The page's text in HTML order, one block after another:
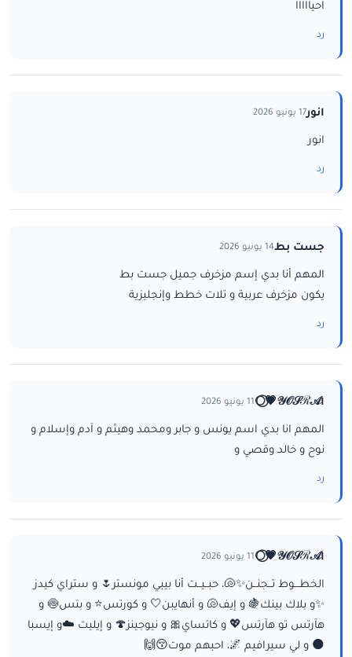
احيااااا
رد
انور17 يونيو 2026
انور
رد
جست بط14 يونيو 2026
المهم أنا بدي إسم مزخرف جميل جست بط
يكون مزخرف عربية و تلات خطط وإنجليزية
رد
ا𝒴𝒪𝒮ℛ𝒜💗⃝🌕 11 يونيو 2026
المهم انا بدي اسم يونس و جابر ومحمد وهيثم و آدم وإسلام و
نوح و خالد وقصي و
رد
ا𝒴𝒪𝒮ℛ𝒜💗⃝🌕 11 يونيو 2026
الخطـــوط تــجنــن✨🐚، حبــيــت أنا بيبي مونستر🌷 و ستراي كيدز
✨و بلاك بينك🍇 و إيف🐚 و أنهايبن🤍 و كورتس⭐ و بتس🍥 و
هآرتس تو هآرتس💖 و كاتساي🎀 و نيوجينز🍄 و إيليت ☁️و إيسبا
🌑 و لي سيرافيم 🌌، احبهم موت😚🙌